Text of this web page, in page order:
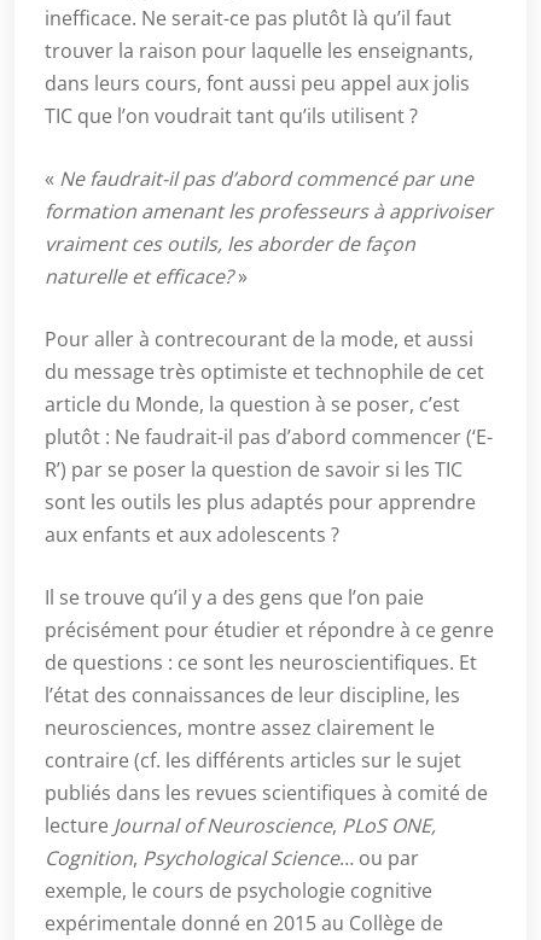
inefficace. Ne serait-ce pas plutôt là qu’il faut
trouver la raison pour laquelle les enseignants,
dans leurs cours, font aussi peu appel aux jolis
TIC que l’on voudrait tant qu’ils utilisent ?
« Ne faudrait-il pas d’abord commencé par une
formation amenant les professeurs à apprivoiser
vraiment ces outils, les aborder de façon
naturelle et efficace?»
Pour aller à contrecourant de la mode, et aussi
du message très optimiste et technophile de cet
article du Monde, la question à se poser, c’est
plutôt : Ne faudrait-il pas d’abord commencer (‘E-
R’) par se poser la question de savoir si les TIC
sont les outils les plus adaptés pour apprendre
aux enfants et aux adolescents ?
Il se trouve qu’il y a des gens que l’on paie
précisément pour étudier et répondre à ce genre
de questions : ce sont les neuroscientifiques. Et
l’état des connaissances de leur discipline, les
neurosciences, montre assez clairement le
contraire (cf. les différents articles sur le sujet
publiés dans les revues scientifiques à comité de
lecture Journal of Neuroscience, PLoS ONE,
Cognition, Psychological Science… ou par
exemple, le cours de psychologie cognitive
expérimentale donné en 2015 au Collège de